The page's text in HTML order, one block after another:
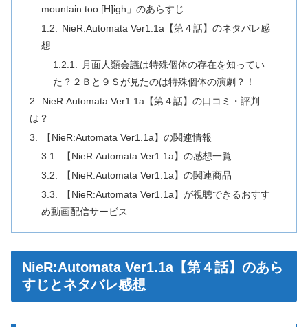
mountain too [H]igh」のあらすじ
NieR:Automata Ver1.1a【第４話】のネタバレ感
想
月面人類会議は特殊個体の存在を知ってい
た？２Ｂと９Ｓが見たのは特殊個体の演劇？！
NieR:Automata Ver1.1a【第４話】の口コミ・評判
は？
【NieR:Automata Ver1.1a】の関連情報
【NieR:Automata Ver1.1a】の感想一覧
【NieR:Automata Ver1.1a】の関連商品
【NieR:Automata Ver1.1a】が視聴できるおすす
め動画配信サービス
NieR:Automata Ver1.1a【第４話】のあら
すじとネタバレ感想